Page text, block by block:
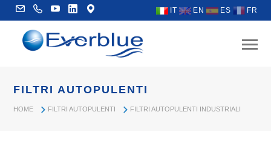
IT EN ES FR
FILTRI AUTOPULENTI
HOME FILTRI AUTOPULENTI FILTRI AUTOPULENTI INDUSTRIALI